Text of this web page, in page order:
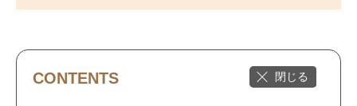
CONTENTS